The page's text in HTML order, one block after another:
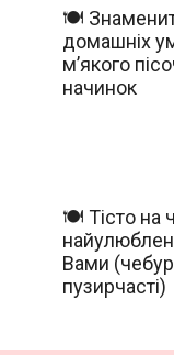
🍽️
домашніх
м’якого
начинок
🍽️ Тісто на
Вами
пузирчасті)